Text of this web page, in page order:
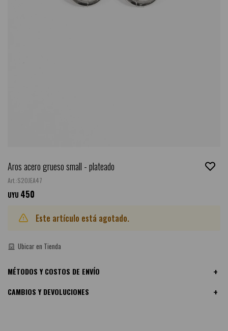
Aros acero grueso small - plateado
S20JEA47
UYU 450
Este artículo está agotado.
Ubicar en Tienda
MÉTODOS Y COSTOS DE ENVÍO
CAMBIOS Y DEVOLUCIONES